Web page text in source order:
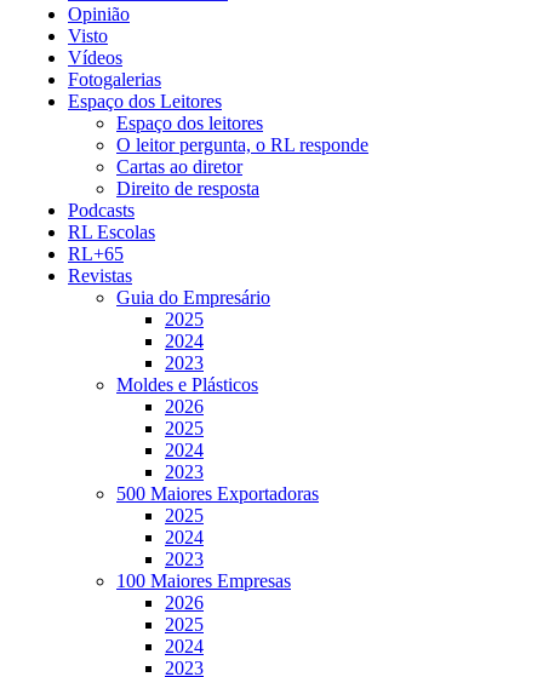
Opinião
Visto
Vídeos
Fotogalerias
Espaço dos Leitores
Espaço dos leitores
O leitor pergunta, o RL responde
Cartas ao diretor
Direito de resposta
Podcasts
RL Escolas
RL+65
Revistas
Guia do Empresário
2025
2024
2023
Moldes e Plásticos
2026
2025
2024
2023
500 Maiores Exportadoras
2025
2024
2023
100 Maiores Empresas
2026
2025
2024
2023